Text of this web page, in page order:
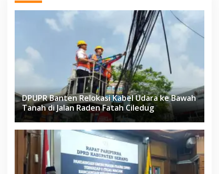
DPUPR Banten Relokasi Kabel Udara ke Bawah
Tanah di Jalan Raden Fatah Ciledug